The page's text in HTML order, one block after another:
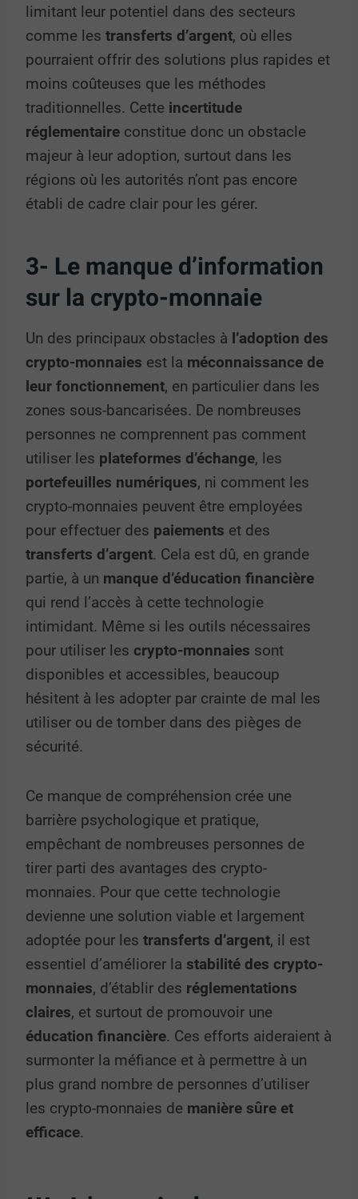
limitant leur potentiel dans des secteurs
comme les transferts d’argent, où elles
pourraient offrir des solutions plus rapides et
moins coûteuses que les méthodes
traditionnelles. Cette incertitude
réglementaire constitue donc un obstacle
majeur à leur adoption, surtout dans les
régions où les autorités n’ont pas encore
établi de cadre clair pour les gérer.
3- Le manque d’information
sur la crypto-monnaie
Un des principaux obstacles à l’adoption des
crypto-monnaies est la méconnaissance de
leur fonctionnement, en particulier dans les
zones sous-bancarisées. De nombreuses
personnes ne comprennent pas comment
utiliser les plateformes d’échange, les
portefeuilles numériques, ni comment les
crypto-monnaies peuvent être employées
pour effectuer des paiements et des
transferts d’argent. Cela est dû, en grande
partie, à un manque d’éducation financière
qui rend l’accès à cette technologie
intimidant. Même si les outils nécessaires
pour utiliser les crypto-monnaies sont
disponibles et accessibles, beaucoup
hésitent à les adopter par crainte de mal les
utiliser ou de tomber dans des pièges de
sécurité.
Ce manque de compréhension crée une
barrière psychologique et pratique,
empêchant de nombreuses personnes de
tirer parti des avantages des crypto-
monnaies. Pour que cette technologie
devienne une solution viable et largement
adoptée pour les transferts d’argent, il est
essentiel d’améliorer la stabilité des crypto-
monnaies, d’établir des réglementations
claires, et surtout de promouvoir une
éducation financière. Ces efforts aideraient à
surmonter la méfiance et à permettre à un
plus grand nombre de personnes d’utiliser
les crypto-monnaies de manière sûre et
efficace.